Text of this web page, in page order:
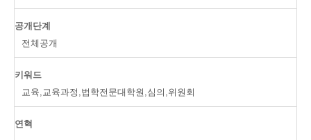
공개단계
전체공개
키워드
교육,교육과정,법학전문대학원,심의,위원회
연혁